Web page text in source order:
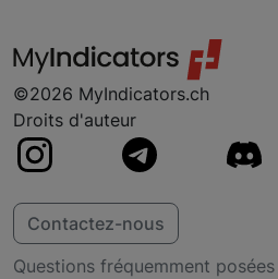
©2026 MyIndicators.ch
Droits d'auteur
Contactez-nous
Questions fréquemment posées